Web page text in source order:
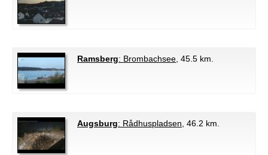
Ramsberg: Brombachsee , 45.5 km.
Augsburg: Rådhuspladsen , 46.2 km.